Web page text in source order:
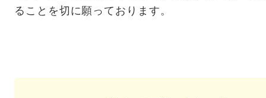
ることを切に願っております。